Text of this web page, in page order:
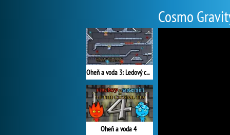
Cosmo
Oheň a voda 3: Ledový chrám
Oheň a voda 4